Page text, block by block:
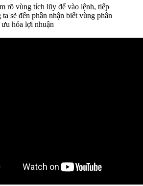
rõ vùng tích lũy để vào lệnh, tiếp
ta sẽ đến phần nhận biết vùng phân
hóa lợi nhuận